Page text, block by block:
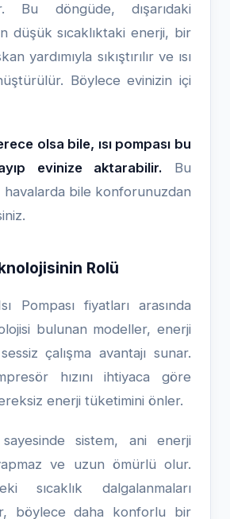
Bu döngüde, dışarıdaki
düşük sıcaklıktaki enerji, bir
yardımıyla sıkıştırılır ve ısı
Böylece evinizin içi
olsa bile, ısı pompası bu
evinize aktarabilir. Bu
havalarda bile konforunuzdan
Rolü
Pompası fiyatları arasında
bulunan modeller, enerji
çalışma avantajı sunar.
hızını ihtiyaca göre
enerji tüketimini önler.
sistem, ani enerji
ve uzun ömürlü olur.
sıcaklık dalgalanmaları
böylece daha konforlu bir